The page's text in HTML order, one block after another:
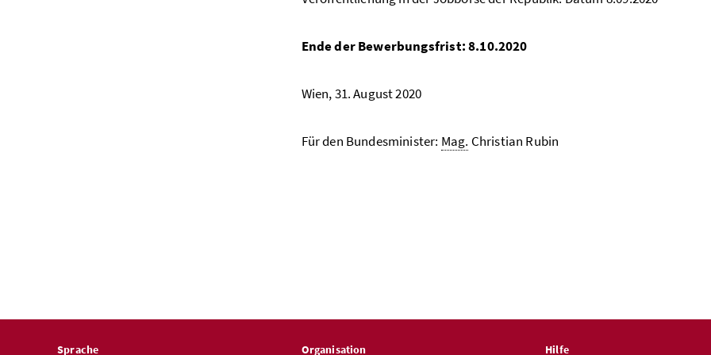
Ende der Bewerbungsfrist: 8.10.2020
Wien, 31. August 2020
Für den Bundesminister: Mag. Christian Rubin
Sprache Organisation Hilfe